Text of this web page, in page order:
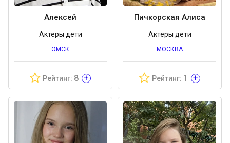
Алексей
Актеры дети
ОМСК
Рейтинг: 8 +
Пичкорская Алиса
Актеры дети
МОСКВА
Рейтинг: 1 +